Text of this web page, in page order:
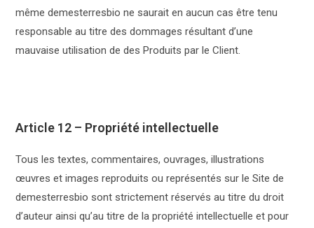
même demesterresbio ne saurait en aucun cas être tenu
responsable au titre des dommages résultant d’une
mauvaise utilisation de des Produits par le Client.
Article 12 – Propriété intellectuelle
Tous les textes, commentaires, ouvrages, illustrations
œuvres et images reproduits ou représentés sur le Site de
demesterresbio sont strictement réservés au titre du droit
d’auteur ainsi qu’au titre de la propriété intellectuelle et pour